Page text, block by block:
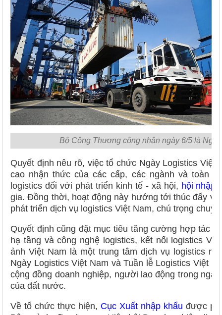
Bộ Công Thương công nhận ngày 6/5 là
Quyết định nêu rõ, việc tổ chức Ngày Logistics Việt
cao nhận thức của các cấp, các ngành và toàn
logistics đối với phát triển kinh tế - xã hội, hội nhập
gia. Đồng thời, hoạt động này hướng tới thúc đẩy
phát triển dịch vụ logistics Việt Nam, chú trọng
Quyết định cũng đặt mục tiêu tăng cường hợp tác
hạ tầng và công nghệ logistics, kết nối logistics
ảnh Việt Nam là một trung tâm dịch vụ logistics
Ngày Logistics Việt Nam và Tuần lễ Logistics Việt
cộng đồng doanh nghiệp, người lao động trong
của đất nước.
Về tổ chức thực hiện, Cục Xuất nhập khẩu được